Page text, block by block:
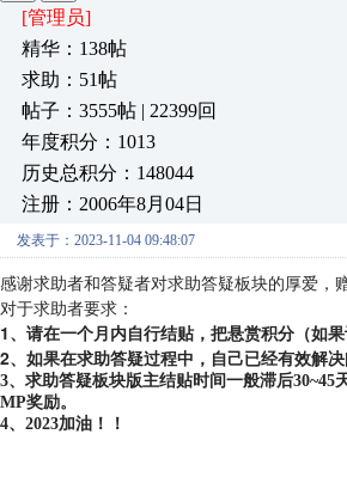
[管理员]
精华：138帖
求助：51帖
帖子：3555帖 | 22399回
年度积分：1013
历史总积分：148044
注册：2006年8月04日
发表于：2023-11-04 09:48:07
感谢求助者和答疑者对求助答疑板块的厚爱，
对于求助者要求：
1、请在一个月内自行结贴，把悬赏积分（如
2、如果在求助答疑过程中，自己已经有效解
3、求助答疑板块版主结贴时间一般滞后
MP奖励。
4、2023加油！！